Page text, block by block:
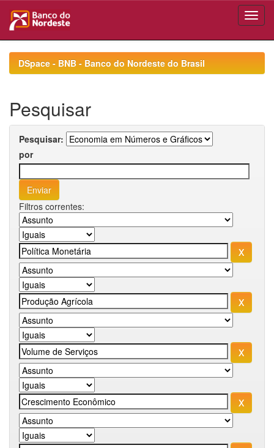
navigationDSpace - BNB - Banco do Nordeste do Brasil
Pesquisar
Pesquisar:
por
Filtros correntes: